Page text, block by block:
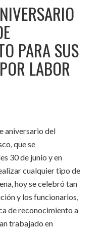
PARA SUS
LABOR
aniversario del
que se
30 de junio y en
cualquier tipo de
hoy se celebró tan
y los funcionarios,
de reconocimiento a
trabajado en